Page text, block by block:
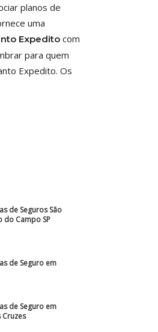
planos de
uma
Expedito com
para quem
Expedito. Os
de Seguros São
do Campo SP
de Seguro em
de Seguro em
Cruzes